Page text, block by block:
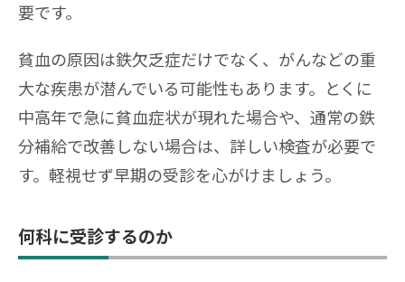
要です。
貧血の原因は鉄欠乏症だけでなく、がんなどの重
大な疾患が潜んでいる可能性もあります。とくに
中高年で急に貧血症状が現れた場合や、通常の鉄
分補給で改善しない場合は、詳しい検査が必要で
す。軽視せず早期の受診を心がけましょう。
何科に受診するのか